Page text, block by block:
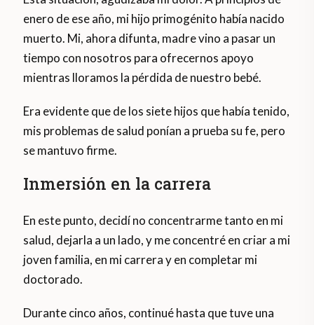
enero de ese año, mi hijo primogénito había nacido
muerto. Mi, ahora difunta, madre vino a pasar un
tiempo con nosotros para ofrecernos apoyo
mientras lloramos la pérdida de nuestro bebé.
Era evidente que de los siete hijos que había tenido,
mis problemas de salud ponían a prueba su fe, pero
se mantuvo firme.
Inmersión en la carrera
En este punto, decidí no concentrarme tanto en mi
salud, dejarla a un lado, y me concentré en criar a mi
joven familia, en mi carrera y en completar mi
doctorado.
Durante cinco años, continué hasta que tuve una